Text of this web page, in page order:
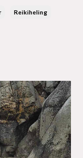
Reikiheling